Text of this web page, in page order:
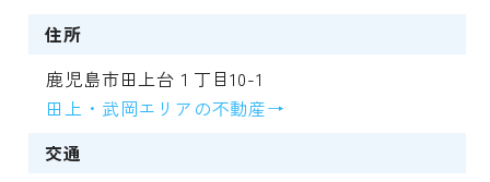
住所
鹿児島市田上台１丁目10-1
田上・武岡エリアの不動産→
交通